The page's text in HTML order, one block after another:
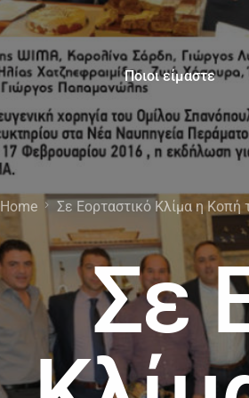
Ποιοι είμαστε
Home Σε Εορταστικό Κλίμα η Κοπή
Σε